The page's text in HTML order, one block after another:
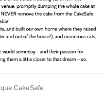
CakeSafe